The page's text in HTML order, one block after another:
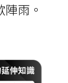
雨。